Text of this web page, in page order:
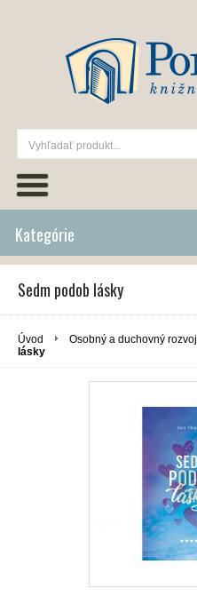
Kategórie
Sedm podob lásky
Úvod Osobný a duchovný rozvoj
lásky